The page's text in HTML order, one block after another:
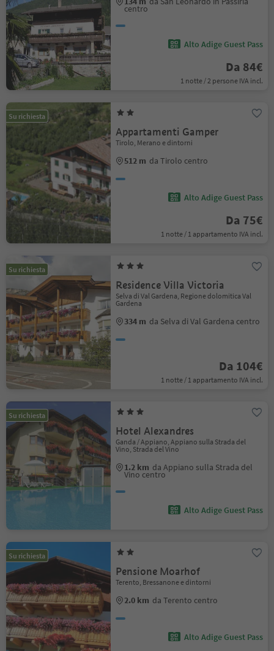
centro
Alto Adige Guest Pass
Da 84€
1 notte / 2 persone IVA incl.
Su richiesta
Appartamenti Gamper
Tirolo, Merano e dintorni
512 m da Tirolo centro
Alto Adige Guest Pass
Da 75€
1 notte / 1 appartamento IVA incl.
Su richiesta
Residence Villa Victoria
Selva di Val Gardena, Regione dolomitica Val
Gardena
334 m da Selva di Val Gardena centro
Da 104€
1 notte / 1 appartamento IVA incl.
Su richiesta
Hotel Alexandres
Ganda / Appiano, Appiano sulla Strada del
Vino, Strada del Vino
1.2 km da Appiano sulla Strada del
Vino centro
Alto Adige Guest Pass
Su richiesta
Pensione Moarhof
Terento, Bressanone e dintorni
2.0 km da Terento centro
Alto Adige Guest Pass